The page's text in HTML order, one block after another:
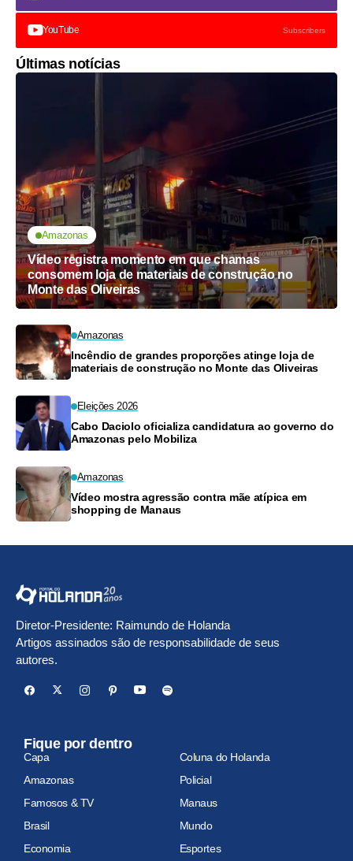
YouTube Subscribers
Últimas notícias
Amazonas
Vídeo registra momento em que chamas
consomem loja de materiais de construção no
Monte das Oliveiras
Amazonas
Incêndio de grandes proporções atinge loja de
materiais de construção no Monte das Oliveiras
Eleições 2026
Cabo Daciolo oficializa candidatura ao governo do
Amazonas pelo Mobiliza
Amazonas
Vídeo mostra agressão contra mãe atípica em
shopping de Manaus
Diretor-Presidente: Raimundo de Holanda
Artigos assinados são de responsabilidade de seus
autores.
Fique por dentro
Capa
Coluna do Holanda
Amazonas
Policial
Famosos & TV
Manaus
Brasil
Mundo
Economia
Esportes